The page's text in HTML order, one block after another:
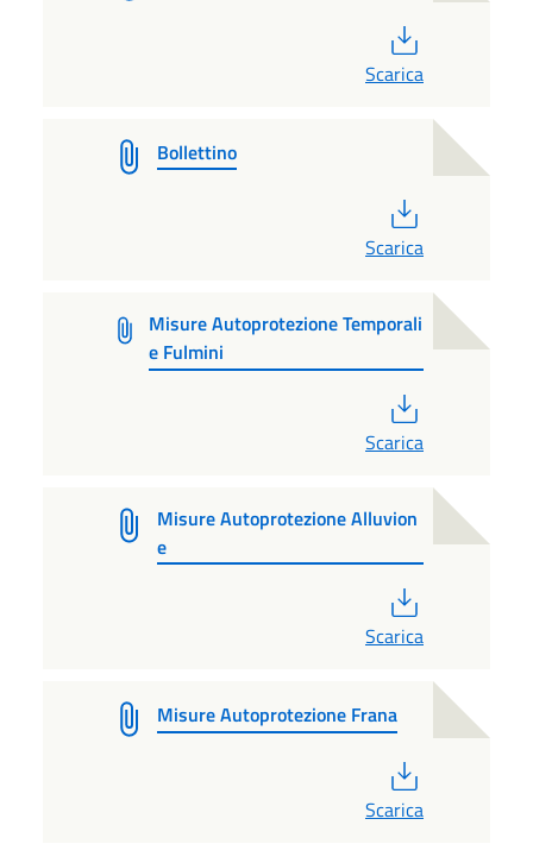
Scarica
Bollettino
Scarica
Misure Autoprotezione Temporali
e Fulmini
Scarica
Misure Autoprotezione Alluvion
e
Scarica
Misure Autoprotezione Frana
Scarica